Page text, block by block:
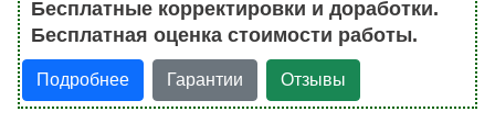
Бесплатные корректировки и доработки.
Бесплатная оценка стоимости работы.
Подробнее Гарантии Отзывы